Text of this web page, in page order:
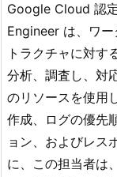
Google Cloud 認
Engineer は、ワ
トラクチャに対す
分析、調査し、対
のリソースを使用
作成、ログの優先
ョン、およびレス
に、この担当者は